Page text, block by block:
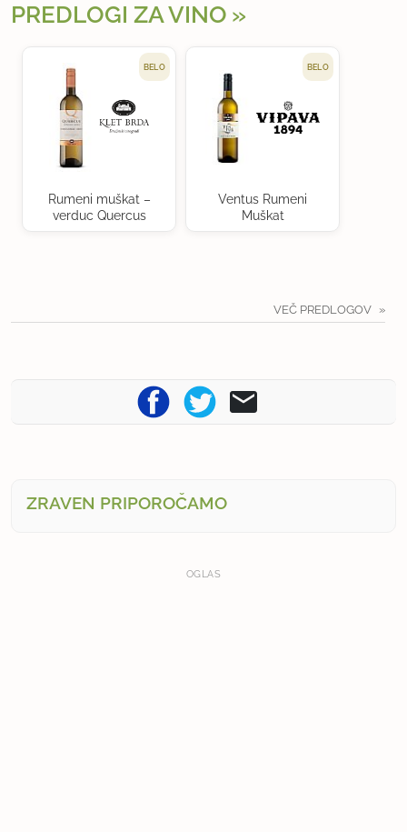
PREDLOGI ZA VINO
BELO
Rumeni muškat –
verduc Quercus
BELO
Ventus Rumeni
Muškat
VEČ PREDLOGOV
ZRAVEN PRIPOROČAMO
OGLAS